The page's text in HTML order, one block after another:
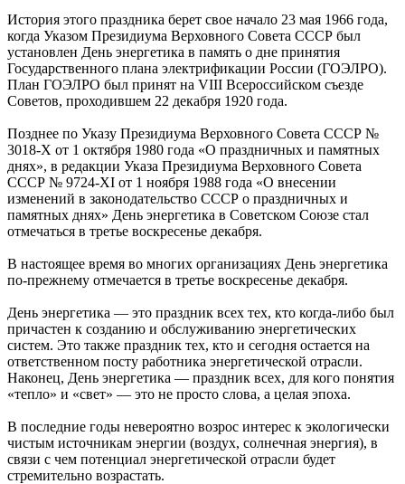
История этого праздника берет свое начало 23 мая 1966 года,
когда Указом Президиума Верховного Совета СССР был
установлен День энергетика в память о дне принятия
Государственного плана электрификации России (ГОЭЛРО).
План ГОЭЛРО был принят на VIII Всероссийском съезде
Советов, проходившем 22 декабря 1920 года.
Позднее по Указу Президиума Верховного Совета СССР №
3018-Х от 1 октября 1980 года «О праздничных и памятных
днях», в редакции Указа Президиума Верховного Совета
СССР № 9724-XI от 1 ноября 1988 года «О внесении
изменений в законодательство СССР о праздничных и
памятных днях» День энергетика в Советском Союзе стал
отмечаться в третье воскресенье декабря.
В настоящее время во многих организациях День энергетика
по-прежнему отмечается в третье воскресенье декабря.
День энергетика — это праздник всех тех, кто когда-либо был
причастен к созданию и обслуживанию энергетических
систем. Это также праздник тех, кто и сегодня остается на
ответственном посту работника энергетической отрасли.
Наконец, День энергетика — праздник всех, для кого понятия
«тепло» и «свет» — это не просто слова, а целая эпоха.
В последние годы невероятно возрос интерес к экологически
чистым источникам энергии (воздух, солнечная энергия), в
связи с чем потенциал энергетической отрасли будет
стремительно возрастать.